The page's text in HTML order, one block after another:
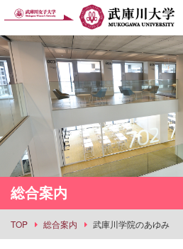
総合案内
TOP 総合案内 武庫川学院のあゆみ